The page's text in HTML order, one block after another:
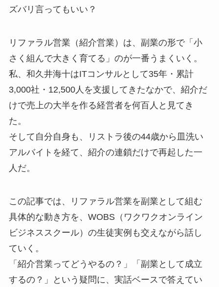
ズバリ言ってもいい？
リファラル営業（紹介営業）は、副業の形で「小
さく組んで大きく育てる」のが一番うまくいく。
私、和久井海十はITコンサルとして35年・累計
3,000社・12,500人を支援してきたなかで、紹介だ
けで売上の大半を作る経営者を何百人と見てき
た。
そして自分自身も、リストラ後の44歳から皿洗い
アルバイトを経て、紹介の連鎖だけで再起した一
人だ。
この記事では、リファラル営業を副業として組む
具体的な動き方を、WOBS（ワクワクオンライン
ビジネススクール）の生徒実例も交えながら話し
ていく。
「紹介営業ってどうやるの？」「副業として成立
するの？」という疑問に、実話ベースで答えてい